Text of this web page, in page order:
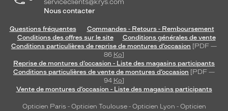
serviceclients@krys.com
Nous contacter
Questions fréquentes
Commandes - Retours - Remboursement
Conditions des offres sur le site
Conditions générales de vente
Conditions particulières de reprise de montures d’occasion [PDF —
86 Ko]
Reprise de montures d’occasion - Liste des magasins participants
Conditions particulières de vente de montures d’occasion [PDF —
94 Ko]
Vente de montures d’occasion - Liste des magasins participants
Opticien Paris - Opticien Toulouse- Opticien Lyon - Opticien